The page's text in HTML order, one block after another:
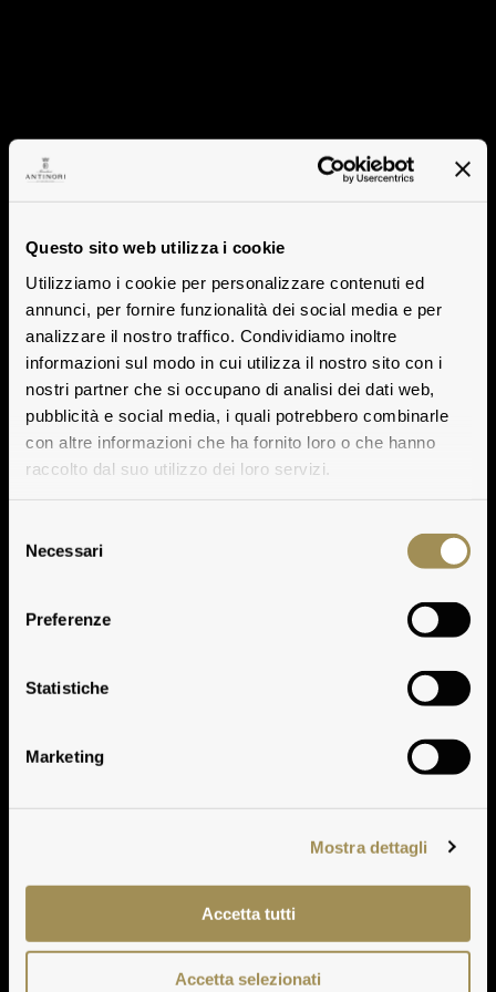
Questo sito web utilizza i cookie
Utilizziamo i cookie per personalizzare contenuti ed
annunci, per fornire funzionalità dei social media e per
analizzare il nostro traffico. Condividiamo inoltre
informazioni sul modo in cui utilizza il nostro sito con i
nostri partner che si occupano di analisi dei dati web,
pubblicità e social media, i quali potrebbero combinarle
con altre informazioni che ha fornito loro o che hanno
raccolto dal suo utilizzo dei loro servizi.
delNecessari
Preferenze
Statistiche
Marketing
Mostra dettagli
Accetta tutti
Accetta selezionati